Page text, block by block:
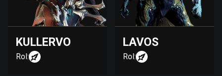
KULLERVO
Rol:
LAVOS
Rol: